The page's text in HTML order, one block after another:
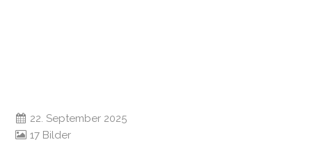
22. September 2025
17 Bilder